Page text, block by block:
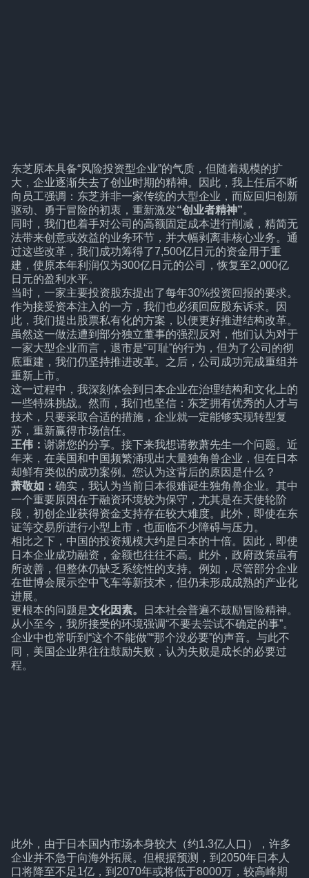
东芝原本具备“风险投资型企业”的气质，但随着规模的扩
大，企业逐渐失去了创业时期的精神。因此，我上任后不断
向员工强调：东芝并非一家传统的大型企业，而应回归创新
驱动、勇于冒险的初衷，重新激发“创业者精神”。
同时，我们也着手对公司的高额固定成本进行削减，精简无
法带来创意或效益的业务环节，并大幅剥离非核心业务。通
过这些改革，我们成功筹得了7,500亿日元的资金用于重
建，使原本年利润仅为300亿日元的公司，恢复至2,000亿
日元的盈利水平。
当时，一家主要投资股东提出了每年30%投资回报的要求。
作为接受资本注入的一方，我们也必须回应股东诉求。因
此，我们提出股票私有化的方案，以便更好推进结构改革。
虽然这一做法遭到部分独立董事的强烈反对，他们认为对于
一家大型企业而言，退市是“可耻”的行为，但为了公司的彻
底重建，我们仍坚持推进改革。之后，公司成功完成重组并
重新上市。
这一过程中，我深刻体会到日本企业在治理结构和文化上的
一些特殊挑战。然而，我们也坚信：东芝拥有优秀的人才与
技术，只要采取合适的措施，企业就一定能够实现转型复
苏，重新赢得市场信任。
王伟： 谢谢您的分享。接下来我想请教萧先生一个问题。近
年来，在美国和中国频繁涌现出大量独角兽企业，但在日本
却鲜有类似的成功案例。您认为这背后的原因是什么？
萧敬如： 确实，我认为当前日本很难诞生独角兽企业。其中
一个重要原因在于融资环境较为保守，尤其是在天使轮阶
段，初创企业获得资金支持存在较大难度。此外，即使在东
证等交易所进行小型上市，也面临不少障碍与压力。
相比之下，中国的投资规模大约是日本的十倍。因此，即使
日本企业成功融资，金额也往往不高。此外，政府政策虽有
所改善，但整体仍缺乏系统性的支持。例如，尽管部分企业
在世博会展示空中飞车等新技术，但仍未形成成熟的产业化
进展。
更根本的问题是文化因素。
日本社会普遍不鼓励冒险精神。
从小至今，我所接受的环境强调“不要去尝试不确定的事”。
企业中也常听到“这个不能做”“那个没必要”的声音。与此不
同，美国企业界往往鼓励失败，认为失败是成长的必要过
程。
此外，由于日本国内市场本身较大（约1.3亿人口），许多
企业并不急于向海外拓展。但根据预测，到2050年日本人
口将降至不足1亿，到2070年或将低于8000万，较高峰期